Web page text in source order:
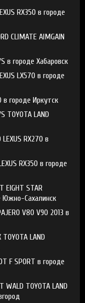
RX350 в городе
CLIMATE AIMGAIN
в городе Хабаровск
LX570 в городе
в городе Иркутск
TOYOTA LAND
RX270 в
RX350 в городе
EIGHT STAR
Южно-Сахалинск
V80 V90 2013 в
LAND
F SPORT в городе
WALD TOYOTA LAND